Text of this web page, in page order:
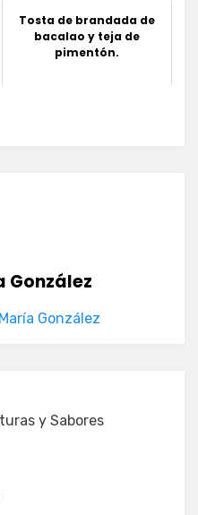
Tosta de brandada de
bacalao y teja de
pimentón.
González
González
y Sabores